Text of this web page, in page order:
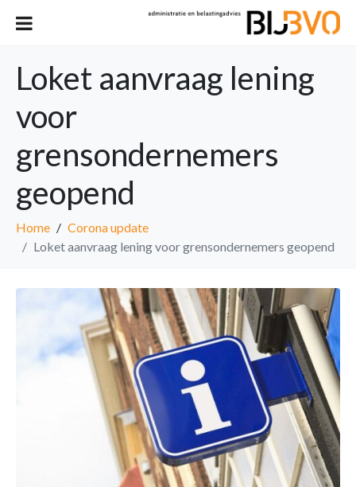
Loket aanvraag lening
voor
grensondernemers
geopend
Home
Corona update
Loket aanvraag lening voor grensondernemers geopend